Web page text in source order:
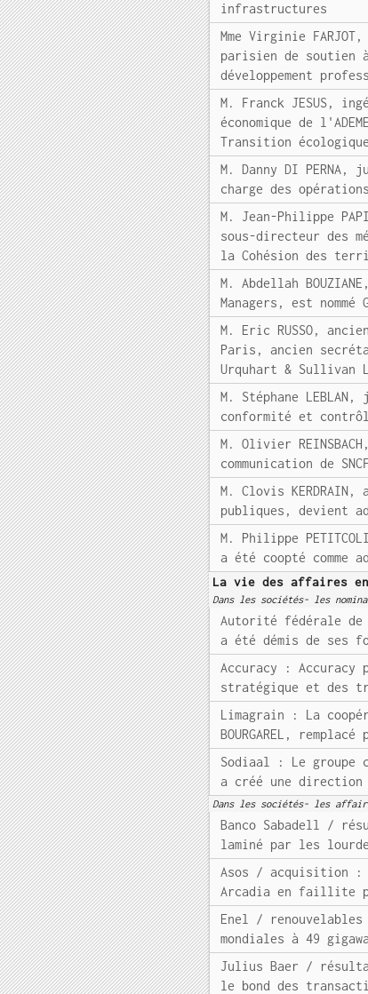
infrastructures
Mme Virginie
parisien de soutien
développement
M. Franck JESUS,
économique de
Transition
M. Danny DI
charge des
M. Jean-Philippe
sous-directeur des
la Cohésion des
M. Abdellah
Managers, est
M. Eric RUSSO,
Paris, ancien
Urquhart & Sullivan
M. Stéphane
conformité et
M. Olivier
communication de
M. Clovis
publiques, devient
M. Philippe
a été coopté comme
La vie des affaires
Dans les sociétés- les
Autorité fédérale de
a été démis de ses
Accuracy : Accuracy
stratégique et des
Limagrain : La
BOURGAREL,
Sodiaal : Le
a créé une direction
Dans les sociétés- les
Banco Sabadell /
laminé par les
Asos / acquisition :
Arcadia en faillite
Enel /
mondiales à 49
Julius Baer /
le bond des